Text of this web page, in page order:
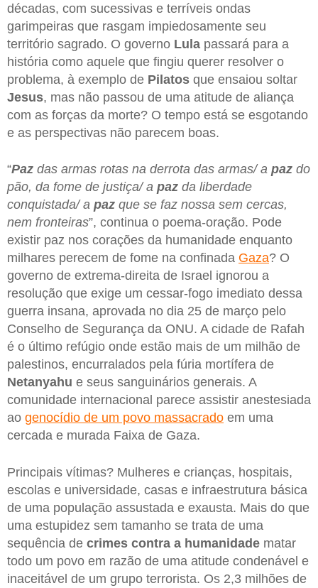
décadas, com sucessivas e terríveis ondas
garimpeiras que rasgam impiedosamente seu
território sagrado. O governo Lula passará para a
história como aquele que fingiu querer resolver o
problema, à exemplo de Pilatos que ensaiou soltar
Jesus, mas não passou de uma atitude de aliança
com as forças da morte? O tempo está se esgotando
e as perspectivas não parecem boas.
“Paz das armas rotas na derrota das armas/ a paz do
pão, da fome de justiça/ a paz da liberdade
conquistada/ a paz que se faz nossa sem cercas,
nem fronteiras”, continua o poema-oração. Pode
existir paz nos corações da humanidade enquanto
milhares perecem de fome na confinada Gaza? O
governo de extrema-direita de Israel ignorou a
resolução que exige um cessar-fogo imediato dessa
guerra insana, aprovada no dia 25 de março pelo
Conselho de Segurança da ONU. A cidade de Rafah
é o último refúgio onde estão mais de um milhão de
palestinos, encurralados pela fúria mortífera de
Netanyahu e seus sanguinários generais. A
comunidade internacional parece assistir anestesiada
ao genocídio de um povo massacrado em uma
cercada e murada Faixa de Gaza.
Principais vítimas? Mulheres e crianças, hospitais,
escolas e universidade, casas e infraestrutura básica
de uma população assustada e exausta. Mais do que
uma estupidez sem tamanho se trata de uma
sequência de crimes contra a humanidade matar
todo um povo em razão de uma atitude condenável e
inaceitável de um grupo terrorista. Os 2,3 milhões de